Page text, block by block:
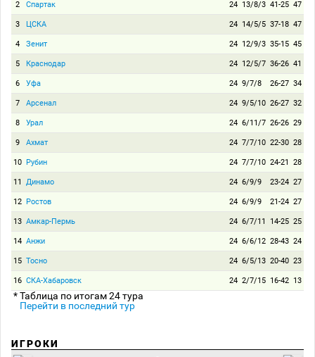
2 Спартак 24 13/8/3 41-25 47
3 ЦСКА 24 14/5/5 37-18 47
4 Зенит 24 12/9/3 35-15 45
5 Краснодар 24 12/5/7 36-26 41
6 Уфа 24 9/7/8 26-27 34
7 Арсенал 24 9/5/10 26-27 32
8 Урал 24 6/11/7 26-26 29
9 Ахмат 24 7/7/10 22-30 28
10 Рубин 24 7/7/10 24-21 28
11 Динамо 24 6/9/9 23-24 27
12 Ростов 24 6/9/9 21-24 27
13 Амкар-Пермь 24 6/7/11 14-25 25
14 Анжи 24 6/6/12 28-43 24
15 Тосно 24 6/5/13 20-40 23
16 СКА-Хабаровск 24 2/7/15 16-42 13
* Таблица по итогам 24 тура
Перейти в последний тур
ИГРОКИ